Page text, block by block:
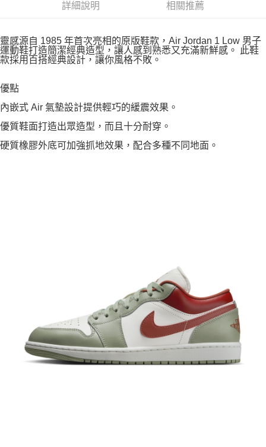
詳細說明 相關推薦
靈感源自 1985 年首次亮相的原版鞋款，Air Jordan 1 Low 男子
運動鞋打造簡潔經典造型，讓人感到熟悉又充滿新鮮感。 此鞋
款採用百搭經典設計，讓你風格不敗。
優點
內嵌式 Air 氣墊設計提供輕巧的緩震效果。
優質鞋面打造出眾造型，而且十分耐穿。
硬質橡膠外底可加強抓地效果，配合多種不同地面。